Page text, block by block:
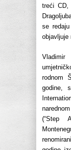
treći CD,
se
objavljuje
rodnom
godine,
(“Step